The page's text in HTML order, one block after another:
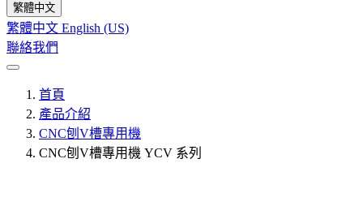
繁體中文
繁體中文 English (US)
聯絡我們
首頁
產品介紹
CNC刨V槽專用機
CNC刨V槽專用機 YCV 系列